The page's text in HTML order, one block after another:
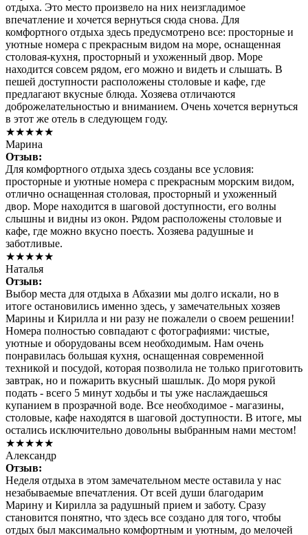
отдыха. Это место произвело на них неизгладимое
впечатление и хочется вернуться сюда снова. Для
комфортного отдыха здесь предусмотрено все: просторные и
уютные номера с прекрасным видом на море, оснащенная
столовая-кухня, просторный и ухоженный двор. Море
находится совсем рядом, его можно и видеть и слышать. В
пешей доступности расположены столовые и кафе, где
предлагают вкусные блюда. Хозяева отличаются
доброжелательностью и вниманием. Очень хочется вернуться
в этот же отель в следующем году.
★★★★★
Марина
Отзыв:
Для комфортного отдыха здесь созданы все условия:
просторные и уютные номера с прекрасным морским видом,
отлично оснащенная столовая, просторный и ухоженный
двор. Море находится в шаговой доступности, его волны
слышны и видны из окон. Рядом расположены столовые и
кафе, где можно вкусно поесть. Хозяева радушные и
заботливые.
★★★★★
Наталья
Отзыв:
Выбор места для отдыха в Абхазии мы долго искали, но в
итоге остановились именно здесь, у замечательных хозяев
Марины и Кирилла и ни разу не пожалели о своем решении!
Номера полностью совпадают с фотографиями: чистые,
уютные и оборудованы всем необходимым. Нам очень
понравилась большая кухня, оснащенная современной
техникой и посудой, которая позволила не только приготовить
завтрак, но и пожарить вкусный шашлык. До моря рукой
подать - всего 5 минут ходьбы и ты уже наслаждаешься
купанием в прозрачной воде. Все необходимое - магазины,
столовые, кафе находятся в шаговой доступности. В итоге, мы
остались исключительно довольны выбранным нами местом!
★★★★★
Александр
Отзыв:
Неделя отдыха в этом замечательном месте оставила у нас
незабываемые впечатления. От всей души благодарим
Марину и Кирилла за радушный прием и заботу. Сразу
становится понятно, что здесь все создано для того, чтобы
отдых был максимально комфортным и уютным, до мелочей